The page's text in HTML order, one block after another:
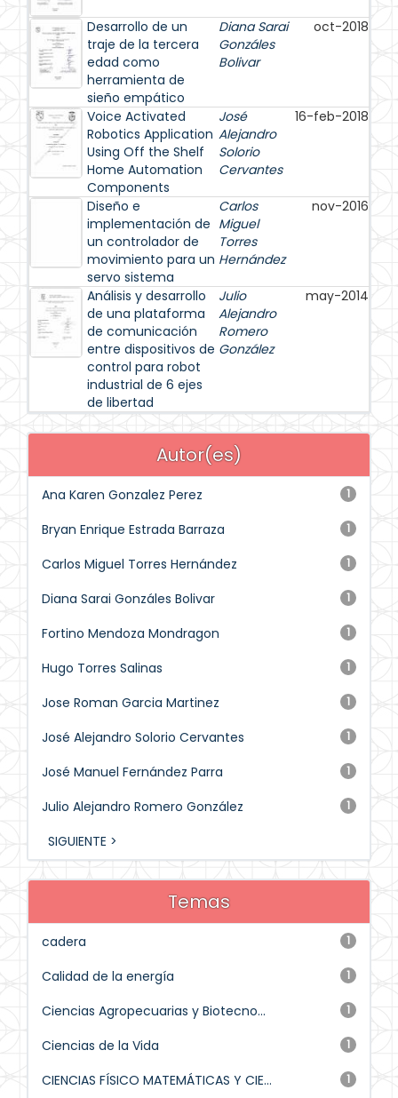
Desarrollo de un
traje de la tercera
edad como
herramienta de
sieño empático
Diana Sarai
Gonzáles
Bolivar
oct-2018
Voice Activated
Robotics Application
Using Off the Shelf
Home Automation
Components
José
Alejandro
Solorio
Cervantes
16-feb-2018
Diseño e
implementación de
un controlador de
movimiento para un
servo sistema
Carlos
Miguel
Torres
Hernández
nov-2016
Análisis y desarrollo
de una plataforma
de comunicación
entre dispositivos de
control para robot
industrial de 6 ejes
de libertad
Julio
Alejandro
Romero
González
may-2014
Autor(es)
1
Ana Karen Gonzalez Perez
1
Bryan Enrique Estrada Barraza
1
Carlos Miguel Torres Hernández
1
Diana Sarai Gonzáles Bolivar
1
Fortino Mendoza Mondragon
1
Hugo Torres Salinas
1
Jose Roman Garcia Martinez
1
José Alejandro Solorio Cervantes
1
José Manuel Fernández Parra
1
Julio Alejandro Romero González
SIGUIENTE >
Temas
1
cadera
1
Calidad de la energía
1
Ciencias Agropecuarias y Biotecno...
1
Ciencias de la Vida
1
CIENCIAS FÍSICO MATEMÁTICAS Y CIE...